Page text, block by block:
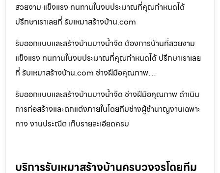
สวยงาม แข็งแรง ทนทานในงบประมาณที่คุณกำหนดได้
ปรึกษาเราเลยที่ รับเหมาสร้างบ้าน.com
รับออกแบบและสร้างบ้านบางน้ำจืด ต้องการบ้านที่สวยงาม
แข็งแรง ทนทานในงบประมาณที่คุณกำหนดได้ ปรึกษาเราเลย
ที่ รับเหมาสร้างบ้าน.com ช่างฝีมือคุณภาพ…
รับออกแบบและสร้างบ้านบางน้ำจืด ช่างฝีมือคุณภาพ ดำเนิน
การก่อสร้างและตกแต่งภายในโดยทีมช่างผู้ชำนาญงานเฉพาะ
ทาง งานประณีต เก็บรายละเอียดครบ
บริการรับเหมาสร้างบ้านครบวงจรโดยทีม